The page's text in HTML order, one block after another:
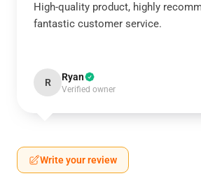
High-quality product, highly
fantastic customer service.
R Ryan
Verified owner
Write your review